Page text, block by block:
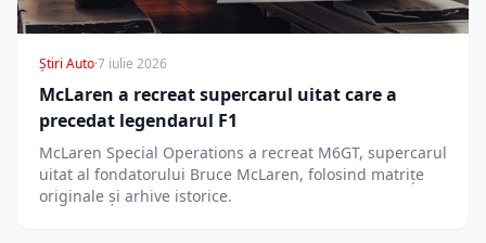
Știri Auto·7 iulie 2026
McLaren a recreat supercarul uitat care a
precedat legendarul F1
McLaren Special Operations a recreat M6GT, supercarul
uitat al fondatorului Bruce McLaren, folosind matrițe
originale și arhive istorice.